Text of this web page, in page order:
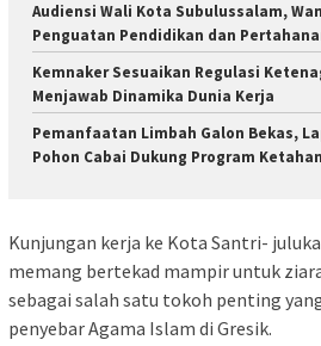
Audiensi Wali Kota Subulussalam,
Penguatan Pendidikan dan
Kemnaker Sesuaikan Regulasi
Menjawab Dinamika Dunia Kerja
Pemanfaatan Limbah Galon Bekas,
Pohon Cabai Dukung Program
Kunjungan kerja ke Kota Santri-
memang bertekad mampir untuk
sebagai salah satu tokoh penting
penyebar Agama Islam di Gresik.